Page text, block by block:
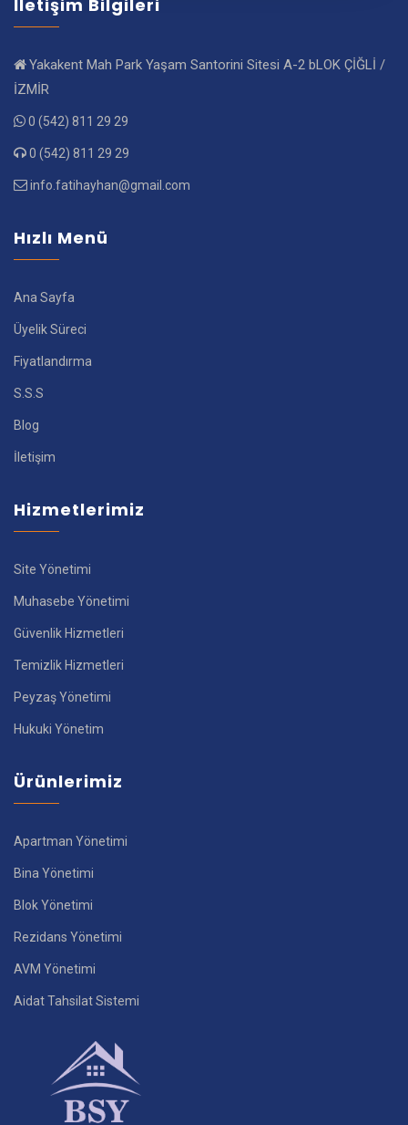
İletişim Bilgileri
Yakakent Mah Park Yaşam Santorini Sitesi A-2 bLOK ÇİĞLİ /
İZMİR
0 (542) 811 29 29
0 (542) 811 29 29
info.fatihayhan@gmail.com
Hızlı Menü
Ana Sayfa
Üyelik Süreci
Fiyatlandırma
S.S.S
Blog
İletişim
Hizmetlerimiz
Site Yönetimi
Muhasebe Yönetimi
Güvenlik Hizmetleri
Temizlik Hizmetleri
Peyzaş Yönetimi
Hukuki Yönetim
Ürünlerimiz
Apartman Yönetimi
Bina Yönetimi
Blok Yönetimi
Rezidans Yönetimi
AVM Yönetimi
Aidat Tahsilat Sistemi